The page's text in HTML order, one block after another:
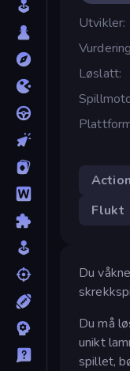
Utvikler
Vurdering
Løslatt
Action
Flukt
Du
Du må
unikt
spillet,